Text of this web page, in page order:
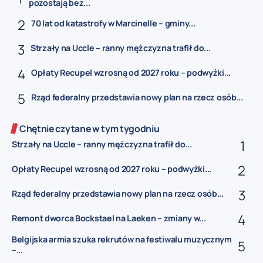
pozostają bez...
70 lat od katastrofy w Marcinelle – gminy...
Strzały na Uccle – ranny mężczyzna trafił do...
Opłaty Recupel wzrosną od 2027 roku – podwyżki...
Rząd federalny przedstawia nowy plan na rzecz osób...
Chętnie czytane w tym tygodniu
Strzały na Uccle – ranny mężczyzna trafił do...
Opłaty Recupel wzrosną od 2027 roku – podwyżki...
Rząd federalny przedstawia nowy plan na rzecz osób...
Remont dworca Bockstael na Laeken – zmiany w...
Belgijska armia szuka rekrutów na festiwalu muzycznym
–...